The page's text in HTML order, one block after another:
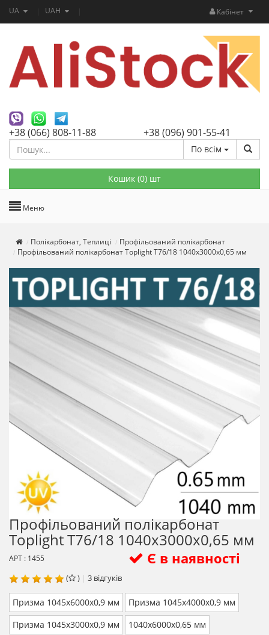
UA UAH Кабінет
+38 (066) 808-11-88 +38 (096) 901-55-41
По всім
Кошик (0) шт
Меню
Полікарбонат, Теплиці
Профільований полікарбонат
Профільований полікарбонат Toplight T76/18 1040х3000х0,65 мм
Профільований полікарбонат
Toplight T76/18 1040х3000х0,65 мм
Є в наявності
АРТ : 1455
( ) | 3 відгуків
Призма 1045х6000х0,9 мм
Призма 1045х4000х0,9 мм
Призма 1045х3000х0,9 мм
1040х6000х0,65 мм